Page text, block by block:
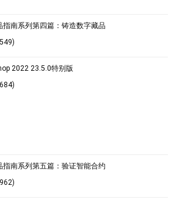
指南系列第四篇：铸造数字藏品
2022 23.5.0特别版
指南系列第五篇：验证智能合约